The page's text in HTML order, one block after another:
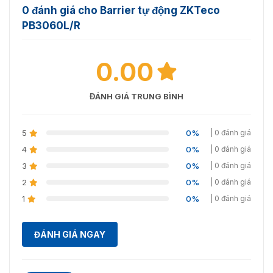
đặt cho khu du lịch
Hình ảnh thực tế của barie điện PB3060L/R được công ty
ảnh và bài viết dự án cho tiết về hệ thống, quý khách
hàng có thể tham khảo.
> Vietnamsmart triển khai lắp đặt thiết bị PB3060 cho
0 đánh giá cho Barrier tự động ZKTeco
PB3060L/R
0.00
ĐÁNH GIÁ TRUNG BÌNH
5 0% | 0 đánh giá
4 0% | 0 đánh giá
3 0% | 0 đánh giá
2 0% | 0 đánh giá
1 0% | 0 đánh giá
ĐÁNH GIÁ NGAY